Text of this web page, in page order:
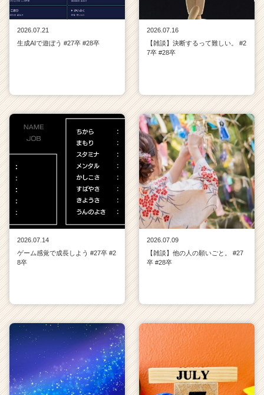
2026.07.21
生成AIで遊ぼう #27卒 #28卒
2026.07.16
【雑談】決断するって難しい。 #2
7卒 #28卒
2026.07.14
ゲーム感覚で成長しよう #27卒 #2
8卒
2026.07.09
【雑談】他の人の願いごと。 #27
卒 #28卒